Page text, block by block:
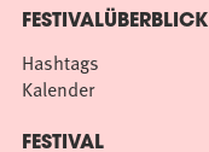
FESTIVALÜBERBLICK
Hashtags
Kalender
FESTIVAL